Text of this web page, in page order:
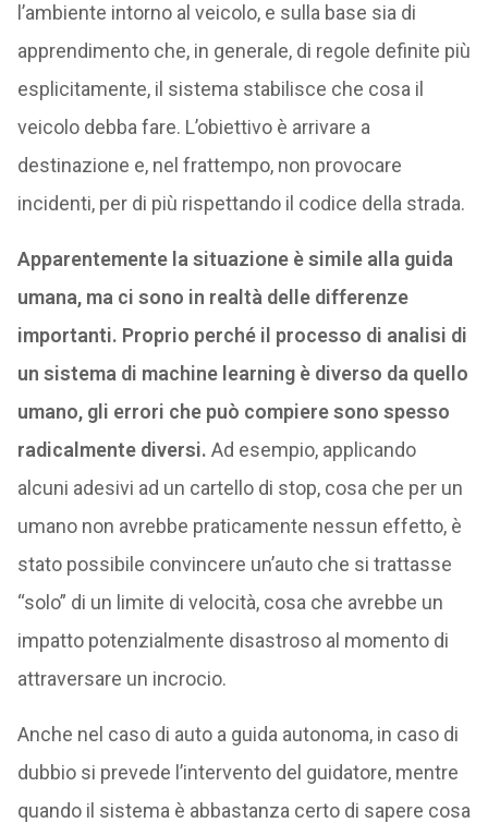
l’ambiente intorno al veicolo, e sulla base sia di
apprendimento che, in generale, di regole definite più
esplicitamente, il sistema stabilisce che cosa il
veicolo debba fare. L’obiettivo è arrivare a
destinazione e, nel frattempo, non provocare
incidenti, per di più rispettando il codice della strada.
Apparentemente la situazione è simile alla guida
umana, ma ci sono in realtà delle differenze
importanti. Proprio perché il processo di analisi di
un sistema di machine learning è diverso da quello
umano, gli errori che può compiere sono spesso
radicalmente diversi. Ad esempio, applicando
alcuni adesivi ad un cartello di stop, cosa che per un
umano non avrebbe praticamente nessun effetto, è
stato possibile convincere un’auto che si trattasse
“solo” di un limite di velocità, cosa che avrebbe un
impatto potenzialmente disastroso al momento di
attraversare un incrocio.
Anche nel caso di auto a guida autonoma, in caso di
dubbio si prevede l’intervento del guidatore, mentre
quando il sistema è abbastanza certo di sapere cosa